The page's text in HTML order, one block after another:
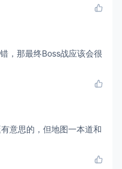
，那最终Boss战应该会很
意思的，但地图一本道和